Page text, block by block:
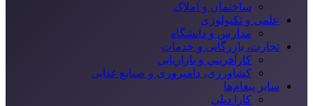
ساختمان و املاک
علمی و تکنولوژی
مدارس و دانشگاه
تجارت، بازرگانی و خدمات
کارآفرینی و بازاریابی
کشاورزی، دامپروری و صنایع غذایی
سایر پیغام‌ها
کارا دیلی